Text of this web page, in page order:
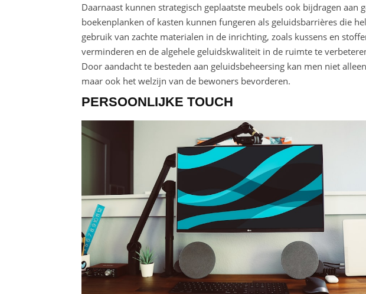
Daarnaast kunnen strategisch geplaatste meubels ook bijdragen aan
boekenplanken of kasten kunnen fungeren als geluidsbarrières die
gebruik van zachte materialen in de inrichting, zoals kussens en
verminderen en de algehele geluidskwaliteit in de ruimte te
Door aandacht te besteden aan geluidsbeheersing kan men niet
maar ook het welzijn van de bewoners bevorderen.
PERSOONLIJKE TOUCH